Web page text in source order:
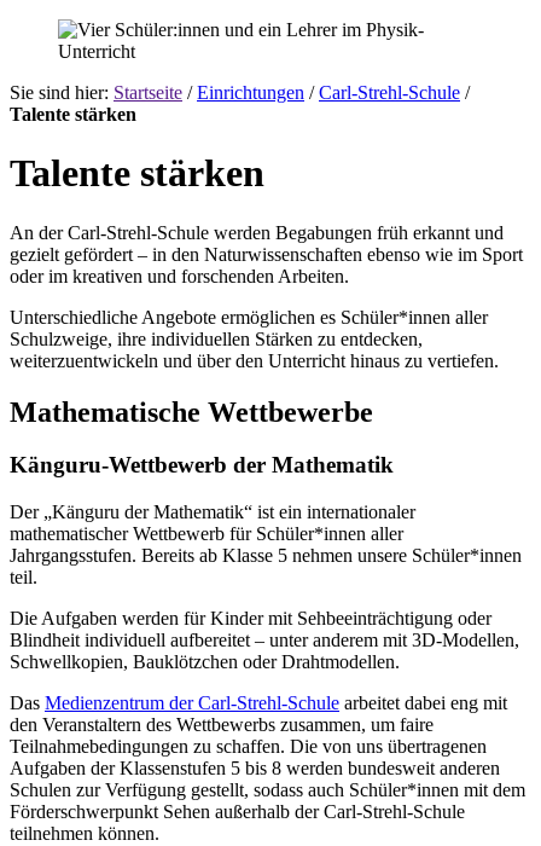
Sie sind hier: Startseite /Einrichtungen /Carl-Strehl-Schule /
Talente stärken
Talente stärken
An der Carl-Strehl-Schule werden Begabungen früh erkannt und
gezielt gefördert – in den Naturwissenschaften ebenso wie im Sport
oder im kreativen und forschenden Arbeiten.
Unterschiedliche Angebote ermöglichen es Schüler*innen aller
Schulzweige, ihre individuellen Stärken zu entdecken,
weiterzuentwickeln und über den Unterricht hinaus zu vertiefen.
Mathematische Wettbewerbe
Känguru-Wettbewerb der Mathematik
Der „Känguru der Mathematik“ ist ein internationaler
mathematischer Wettbewerb für Schüler*innen aller
Jahrgangsstufen. Bereits ab Klasse 5 nehmen unsere Schüler*innen
teil.
Die Aufgaben werden für Kinder mit Sehbeeinträchtigung oder
Blindheit individuell aufbereitet – unter anderem mit 3D-Modellen,
Schwellkopien, Bauklötzchen oder Drahtmodellen.
Das Medienzentrum der Carl-Strehl-Schule arbeitet dabei eng mit
den Veranstaltern des Wettbewerbs zusammen, um faire
Teilnahmebedingungen zu schaffen. Die von uns übertragenen
Aufgaben der Klassenstufen 5 bis 8 werden bundesweit anderen
Schulen zur Verfügung gestellt, sodass auch Schüler*innen mit dem
Förderschwerpunkt Sehen außerhalb der Carl-Strehl-Schule
teilnehmen können.